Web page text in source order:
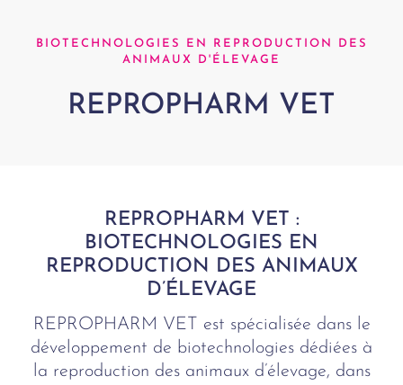
BIOTECHNOLOGIES EN REPRODUCTION DES
ANIMAUX D'ÉLEVAGE
REPROPHARM VET
REPROPHARM VET :
BIOTECHNOLOGIES EN
REPRODUCTION DES ANIMAUX
D’ÉLEVAGE
REPROPHARM VET est spécialisée dans le
développement de biotechnologies dédiées à
la reproduction des animaux d’élevage, dans